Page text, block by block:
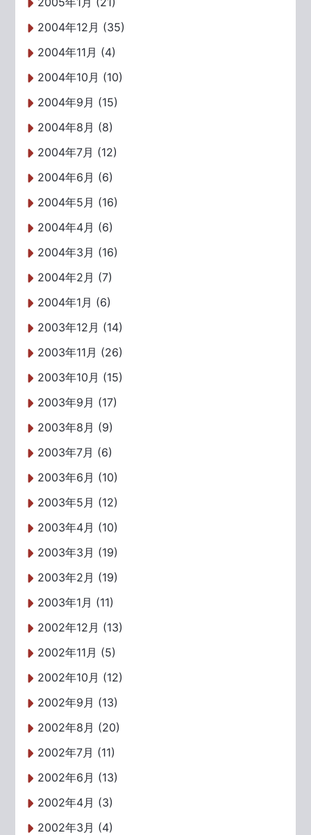
2004年12月 (35)
2004年11月 (4)
2004年10月 (10)
2004年9月 (15)
2004年8月 (8)
2004年7月 (12)
2004年6月 (6)
2004年5月 (16)
2004年4月 (6)
2004年3月 (16)
2004年2月 (7)
2004年1月 (6)
2003年12月 (14)
2003年11月 (26)
2003年10月 (15)
2003年9月 (17)
2003年8月 (9)
2003年7月 (6)
2003年6月 (10)
2003年5月 (12)
2003年4月 (10)
2003年3月 (19)
2003年2月 (19)
2003年1月 (11)
2002年12月 (13)
2002年11月 (5)
2002年10月 (12)
2002年9月 (13)
2002年8月 (20)
2002年7月 (11)
2002年6月 (13)
2002年4月 (3)
2002年3月 (4)